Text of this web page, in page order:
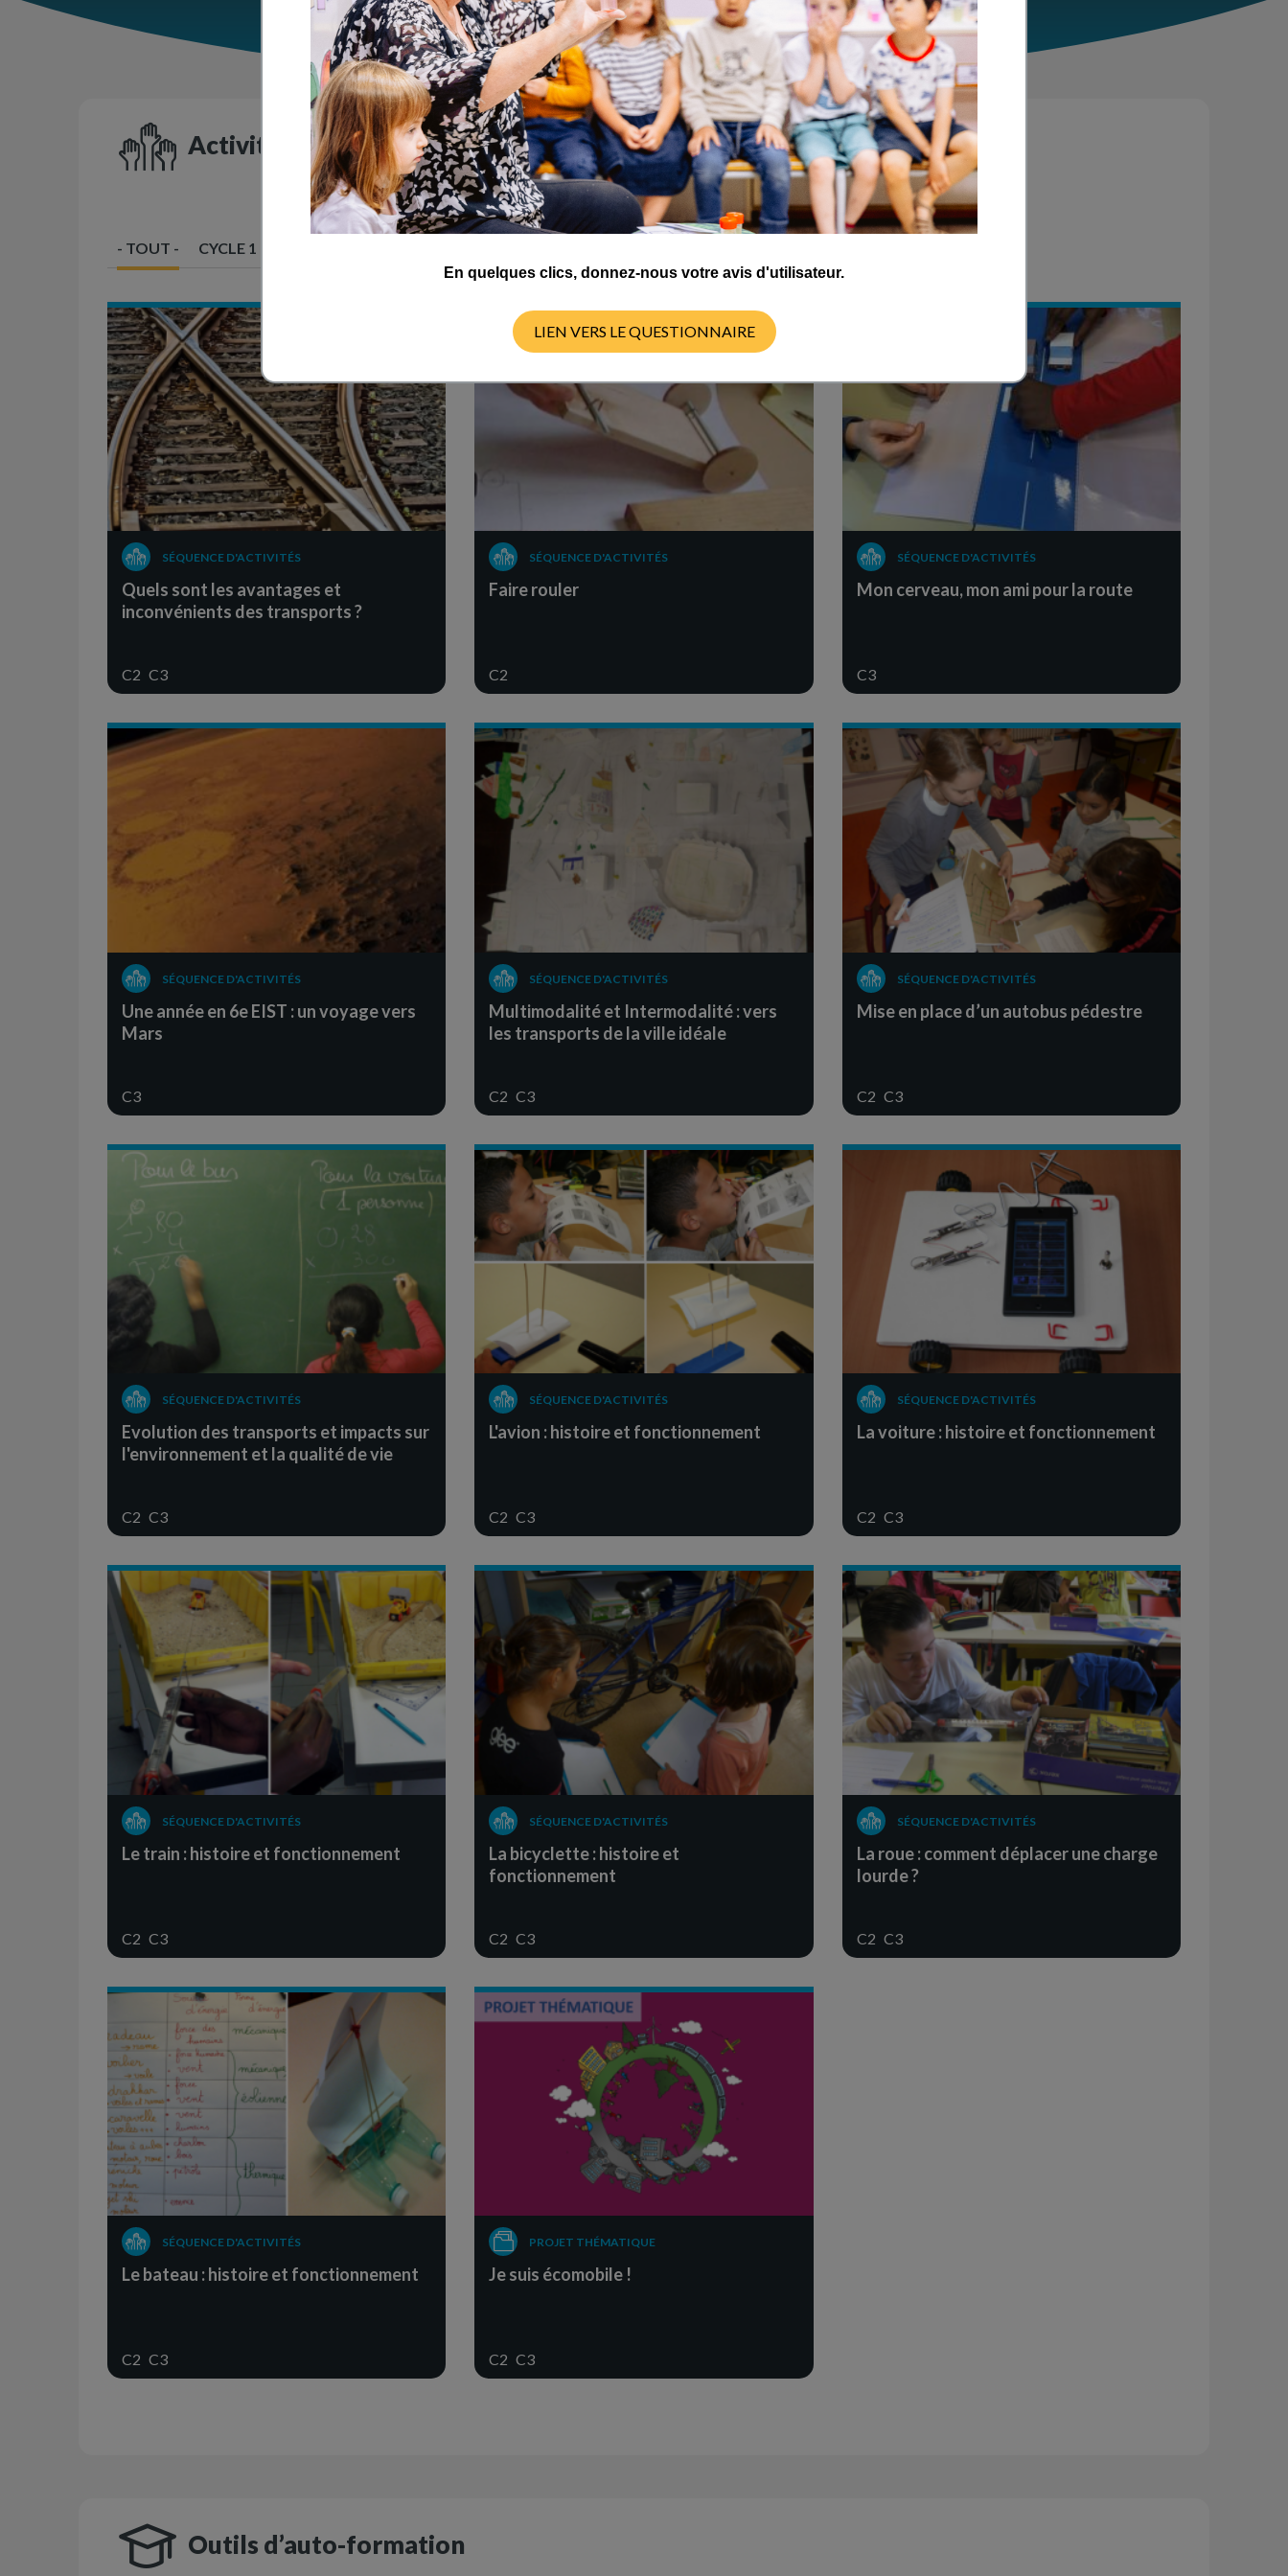
Activités en classe
- TOUT - CYCLE 1
SÉQUENCE D'ACTIVITÉS
Quels sont les avantages et
inconvénients des transports ?
C2 C3
SÉQUENCE D'ACTIVITÉS
Faire rouler
C2
SÉQUENCE D'ACTIVITÉS
Mon cerveau, mon ami pour la route
C3
SÉQUENCE D'ACTIVITÉS
Une année en 6e EIST : un voyage vers
Mars
C3
SÉQUENCE D'ACTIVITÉS
Multimodalité et Intermodalité : vers
les transports de la ville idéale
C2 C3
SÉQUENCE D'ACTIVITÉS
Mise en place d’un autobus pédestre
C2 C3
SÉQUENCE D'ACTIVITÉS
Evolution des transports et impacts sur
l'environnement et la qualité de vie
C2 C3
SÉQUENCE D'ACTIVITÉS
L'avion : histoire et fonctionnement
C2 C3
SÉQUENCE D'ACTIVITÉS
La voiture : histoire et fonctionnement
C2 C3
SÉQUENCE D'ACTIVITÉS
Le train : histoire et fonctionnement
C2 C3
SÉQUENCE D'ACTIVITÉS
La bicyclette : histoire et
fonctionnement
C2 C3
SÉQUENCE D'ACTIVITÉS
La roue : comment déplacer une charge
lourde ?
C2 C3
SÉQUENCE D'ACTIVITÉS
Le bateau : histoire et fonctionnement
C2 C3
PROJET THÉMATIQUE
Je suis écomobile !
C2 C3
Outils d’auto-formation
En quelques clics, donnez-nous votre avis d'utilisateur.
LIEN VERS LE QUESTIONNAIRE